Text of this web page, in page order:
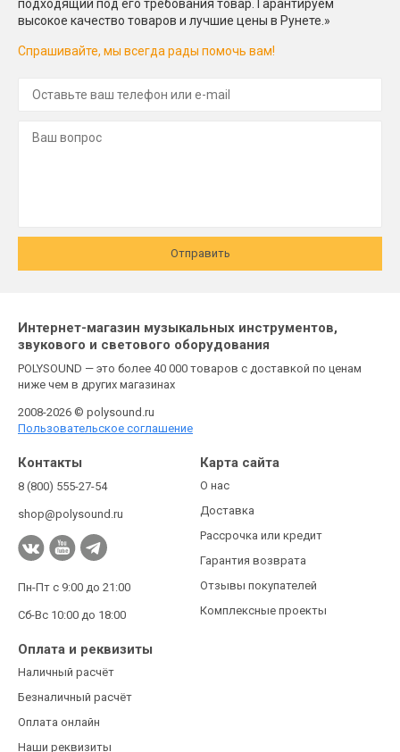
подходящий под его требования товар. Гарантируем
высокое качество товаров и лучшие цены в Рунете.»
Спрашивайте, мы всегда рады помочь вам!
Отправить
Интернет-магазин музыкальных инструментов,
звукового и светового оборудования
POLYSOUND — это более 40 000 товаров с доставкой по ценам
ниже чем в других магазинах
2008-2026 © polysound.ru
Пользовательское соглашение
Контакты
8 (800) 555-27-54
shop@polysound.ru
Пн-Пт с 9:00 до 21:00
Сб-Вс 10:00 до 18:00
Карта сайта
О нас
Доставка
Рассрочка или кредит
Гарантия возврата
Отзывы покупателей
Комплексные проекты
Оплата и реквизиты
Наличный расчёт
Безналичный расчёт
Оплата онлайн
Наши реквизиты